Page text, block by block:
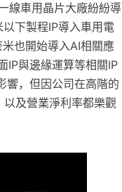
線車用晶片大廠紛紛導
下製程IP導入車用電
也開始導入AI相關應
IP與邊緣運算等相關IP
響，但因公司在高階的
及營業淨利率都樂觀